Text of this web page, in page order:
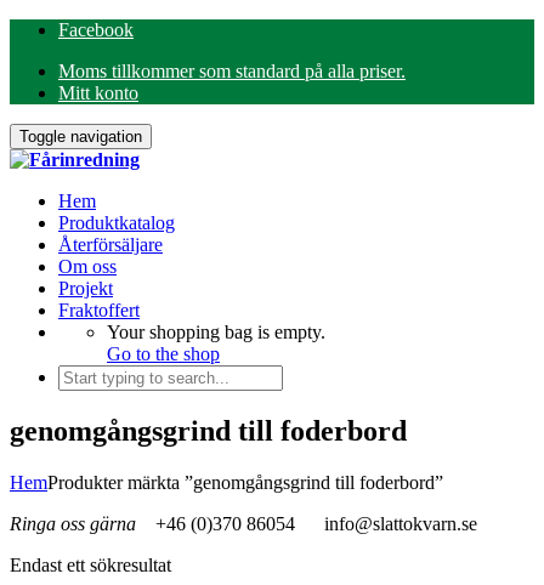
Facebook
Moms tillkommer som standard på alla priser.
Mitt konto
Toggle navigation
Hem
Produktkatalog
Återförsäljare
Om oss
Projekt
Fraktoffert
Your shopping bag is empty.
Go to the shop
genomgångsgrind till foderbord
HemProdukter märkta ”genomgångsgrind till foderbord”
Ringa oss gärna
+46 (0)370 86054
info@slattokvarn.se
Endast ett sökresultat